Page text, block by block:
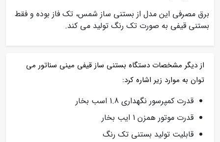
برق مصرفی این مدل از بستنی ساز شمس، تک فاز بوده و فقط
بستنی قیفی به صورت تک رنگ تولید می کند.
از دیگر مشخصات دستگاه بستنی ساز قیفی مینی سناتور می
توان به موارد زیر اشاره کرد:
قدرت کمپرسور نگهداری 1.8 اسب بخار
قدرت موتور همزن 1 ایب بخار
قابلیت تولید بستنی تک رنگ